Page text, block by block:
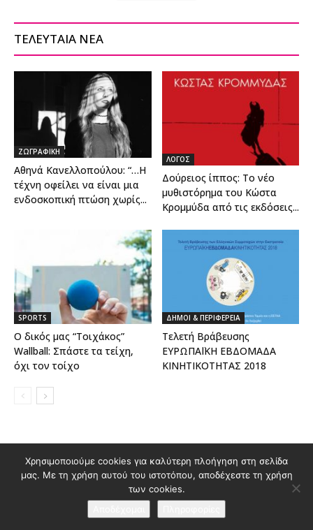
ΤΕΛΕΥΤΑΙΑ ΝΕΑ
ΖΩΓΡΑΦΙΚΗ
Αθηνά Κανελλοπούλου: “…Η
τέχνη οφείλει να είναι μια
ενδοσκοπική πτώση χωρίς...
ΛΟΓΟΣ
Δούρειος ίππος: Το νέο
μυθιστόρημα του Κώστα
Κρομμύδα από τις εκδόσεις...
SPORTS
Ο δικός μας “Τοιχάκος”
Wallball: Σπάστε τα τείχη,
όχι τον τοίχο
ΔΗΜΟΙ & ΠΕΡΙΦΕΡΕΙΑ
Τελετή Βράβευσης
ΕΥΡΩΠΑΪΚΗ ΕΒΔΟΜΑΔΑ
ΚΙΝΗΤΙΚΟΤΗΤΑΣ 2018
Διαφημιστείτε στο Polis Magazino
Όροι χρήσης & Πολιτική Προστασίας Προσωπικών Δεδομένων
Επικοινωνία
© 2026 Κατασκευή ιστοσελίδαςidees creative marketing
Χρησιμοποιούμε cookies για καλύτερη πλοήγηση στη σελίδα
μας. Με τη χρήση αυτού του ιστοτόπου, αποδέχεστε τη χρήση
των cookies.